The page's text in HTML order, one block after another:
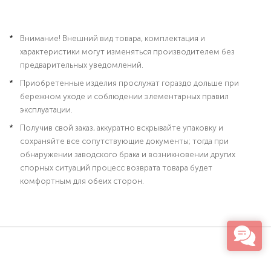
Внимание! Внешний вид товара, комплектация и
характеристики могут изменяться производителем без
предварительных уведомлений.
Приобретенные изделия прослужат гораздо дольше при
бережном уходе и соблюдении элементарных правил
эксплуатации.
Получив свой заказ, аккуратно вскрывайте упаковку и
сохраняйте все сопутствующие документы; тогда при
обнаружении заводского брака и возникновении других
спорных ситуаций процесс возврата товара будет
комфортным для обеих сторон.